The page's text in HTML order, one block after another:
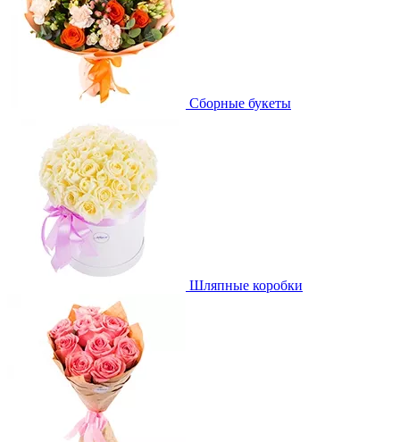
Сборные букеты
Шляпные коробки